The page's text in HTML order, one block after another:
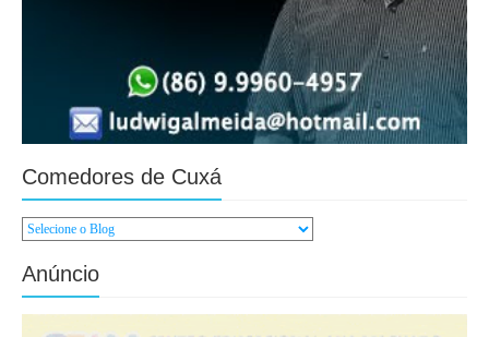
Comedores de Cuxá
Anúncio